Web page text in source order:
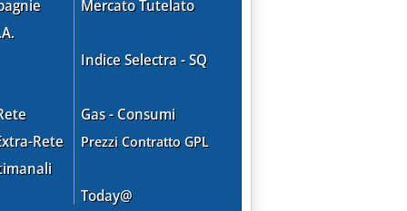
Rete
Mercato Tutelato
Indice Selectra - SQ
Gas - Consumi
Prezzi Contratto GPL
Today@